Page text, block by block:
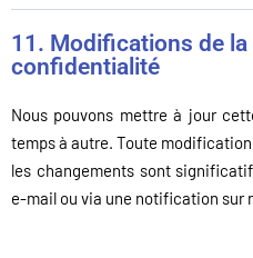
11. Modifications de
confidentialité
Nous pouvons mettre à jour
temps à autre. Toute
les changements sont
e-mail ou via une notification sur